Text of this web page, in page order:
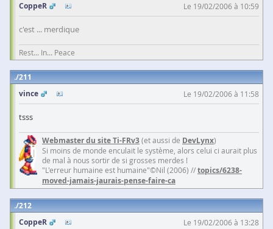
CoppeR
Le 19/02/2006 à 10:59
c'est ... merdique
Rest... In... Peace
211
vince
Le 19/02/2006 à 11:58
tsss
Webmaster du site Ti-FRv3(et aussi de DevLynx)
Si moins de monde enculait le système, alors celui ci aurait plus
de mal à nous sortir de si grosses merdes !
"L'erreur humaine est humaine"©Nil (2006) //topics/6238-
moved-jamais-jaurais-pense-faire-ca
212
CoppeR
Le 19/02/2006 à 13:28